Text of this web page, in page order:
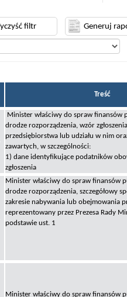
Treść
Minister właściwy do spraw finansów
drodze rozporządzenia, wzór
przedsiębiorstwa lub udziału w nim
zawartych, w szczególności:
1) dane identyfikujące podatników
zgłoszenia
Minister właściwy do spraw finansów
drodze rozporządzenia, szczegółowy
zakresie nabywania lub obejmowania
reprezentowany przez Prezesa Rady
podstawie ust. 1
Minister właściwy do spraw finansów